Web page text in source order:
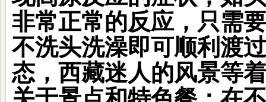
非常正常的反应，只需
不洗头洗澡即可顺利渡
态，西藏迷人的风景等